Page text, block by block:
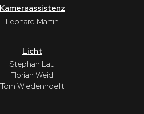
Kameraassistenz
Leonard Martin
Licht
Stephan Lau
Florian Weidl
Tom Wiedenhoeft